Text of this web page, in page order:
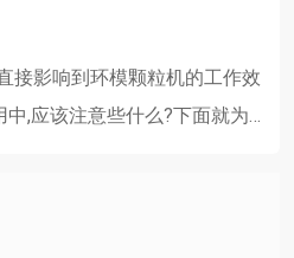
接影响到环模颗粒机的工作效
,应该注意些什么?下面就为